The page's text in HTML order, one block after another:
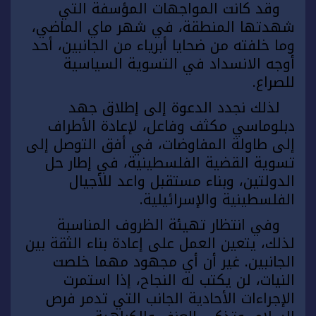
وقد كانت المواجهات المؤسفة التي
شهدتها المنطقة، في شهر ماي الماضي،
وما خلفته من ضحايا أبرياء من الجانبين، أحد
أوجه الانسداد في التسوية السياسية
للصراع.
لذلك نجدد الدعوة إلى إطلاق جهد
دبلوماسي مكثف وفاعل، لإعادة الأطراف
إلى طاولة المفاوضات، في أفق التوصل إلى
تسوية القضية الفلسطينية، في إطار حل
الدولتين، وبناء مستقبل واعد للأجيال
الفلسطينية والإسرائيلية.
وفي انتظار تهيئة الظروف المناسبة
لذلك، يتعين العمل على إعادة بناء الثقة بين
الجانبين. غير أن أي مجهود مهما خلصت
النيات، لن يكتب له النجاح، إذا استمرت
الإجراءات الأحادية الجانب التي تدمر فرص